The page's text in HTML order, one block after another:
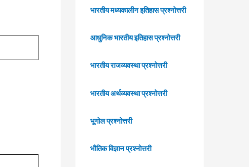
भारतीय मध्यकालीन इतिहास प्रश्नोत्तरी
आधुनिक भारतीय इतिहास प्रश्नोत्तरी
भारतीय राजव्यवस्था प्रश्नोत्तरी
भारतीय अर्थव्यवस्था प्रश्नोत्तरी
भूगोल प्रश्नोत्तरी
भौतिक विज्ञान प्रश्नोत्तरी